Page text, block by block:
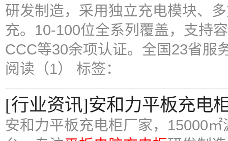
研发制造，采用独立充电模块、
充。10-100位全系列覆盖，支持
CCC等30余项认证。全国23省服
阅读（1） 标签：
[行业资讯]安和力平板充电
安和力平板充电柜厂家，15000